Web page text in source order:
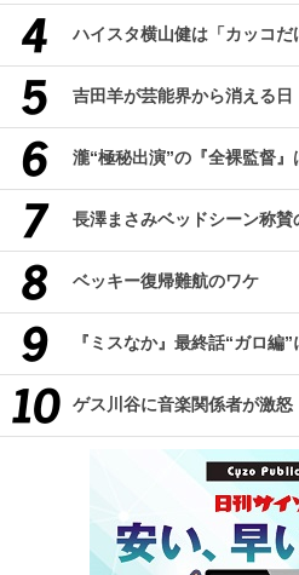
ハイスタ横山健は「カッコだ
吉田羊が芸能界から消える日
瀧“極秘出演”の『全裸監督』
長澤まさみベッドシーン称賛
ベッキー復帰難航のワケ
『ミスなか』最終話“ガロ編
ゲス川谷に音楽関係者が激怒